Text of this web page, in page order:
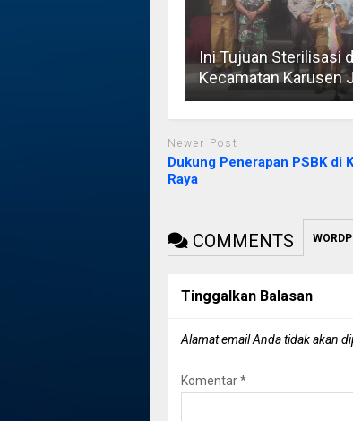
Ini Tujuan Sterilisasi
Kecamatan Karusen
Newer Post
Dukung Penerapan PSBK di
Raya
COMMENTS
Tinggalkan Balasan
Alamat email Anda tidak akan
Komentar*